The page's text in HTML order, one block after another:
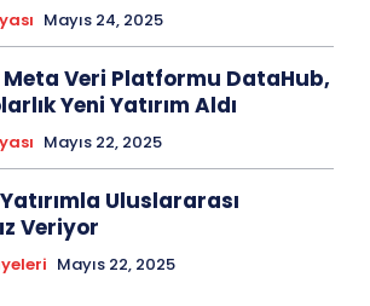
Mayıs 24, 2025
Meta Veri Platformu DataHub,
Yeni Yatırım Aldı
Mayıs 22, 2025
Uluslararası
Veriyor
Mayıs 22, 2025